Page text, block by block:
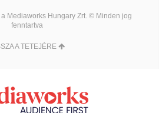
Mediaworks Hungary Zrt. © Minden jog
fenntartva
A TETEJÉRE